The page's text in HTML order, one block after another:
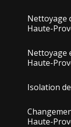
Nettoyage
Haute-
Nettoyage
Haute-
Isolation
Haute-